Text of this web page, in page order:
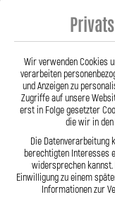
Einflüssen macht. Es
und
dauerhaft ein
verdrehbaren
spannungsfreie
Stahlflex-Kit – jede
den Stahlflex-
entscheiden Sie sich
und ein
Hier zu
Wir verwenden Cookies
verarbeiten
und Anzeigen zu
Zugriffe auf unsere
erst in Folge gesetzter
die wir in
Die Datenverarbeitung
berechtigten Interesses
widersprechen
Einwilligung zu einem
Informationen zur